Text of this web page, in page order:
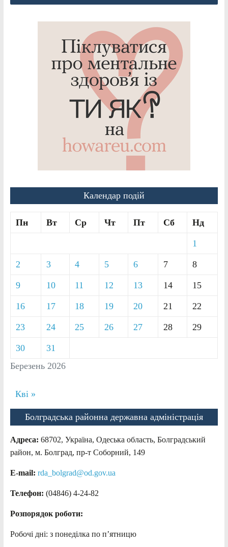
Календар подій
Березень 2026
Пн Вт Ср Чт Пт Сб Нд
1
2 3 4 5 6 7 8
9 10 11 12 13 14 15
16 17 18 19 20 21 22
23 24 25 26 27 28 29
30 31
Кві »
Болградська районна державна адміністрація
Адреса: 68702, Україна, Одеська область, Болградський
район, м. Болград, пр-т Соборний, 149
E-mail: rda_bolgrad@od.gov.ua
Телефон: (04846) 4-24-82
Розпорядок роботи:
Робочі дні: з понеділка по п’ятницю